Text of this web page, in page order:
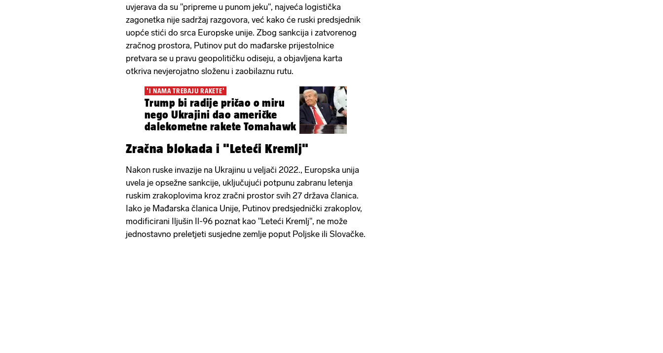
uvjerava da su "pripreme u punom jeku", najveća logistička
zagonetka nije sadržaj razgovora, već kako će ruski predsjednik
uopće stići do srca Europske unije. Zbog sankcija i zatvorenog
zračnog prostora, Putinov put do mađarske prijestolnice
pretvara se u pravu geopolitičku odiseju, a objavljena karta
otkriva nevjerojatno složenu i zaobilaznu rutu.
'I NAMA TREBAJU RAKETE'
Trump bi radije pričao o miru
nego Ukrajini dao američke
dalekometne rakete Tomahawk
Zračna blokada i "Leteći Kremlj"
Nakon ruske invazije na Ukrajinu u veljači 2022., Europska unija
uvela je opsežne sankcije, uključujući potpunu zabranu letenja
ruskim zrakoplovima kroz zračni prostor svih 27 država članica.
Iako je Mađarska članica Unije, Putinov predsjednički zrakoplov,
modificirani Iljušin Il-96 poznat kao "Leteći Kremlj", ne može
jednostavno preletjeti susjedne zemlje poput Poljske ili Slovačke.